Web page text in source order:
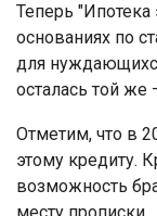
Теперь "Ипотека
основаниях по
для
осталась той же
Отметим, что в
этому кредиту.
возможность